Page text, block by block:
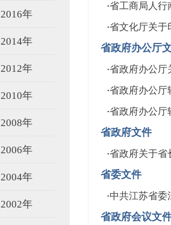
2016年
2014年
2012年
2010年
2008年
2006年
2004年
2002年
·省工商局人行
·省文化厅关于
省政府办公厅
·省政府办公厅
·省政府办公厅
·省政府办公厅
省政府文件
·省政府关于省
省委文件
·中共江苏省委
省政府会议文